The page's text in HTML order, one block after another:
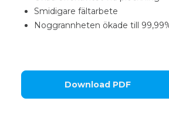
Smidigare fältarbete
Noggrannheten ökade till
Download PDF